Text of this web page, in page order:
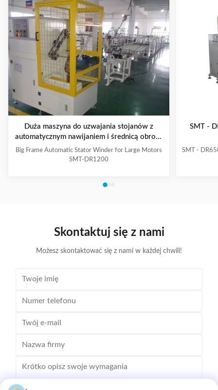
Duża maszyna do uzwajania stojanów z
automatycznym nawijaniem i średnicą obrotu
≤900 mm dla dużych silników
Big Frame Automatic Stator Winder for Large Motors
SMT-DR1200
SMT -
SMT -
Skontaktuj się z nami
Możesz skontaktować się z nami w każdej chwili!